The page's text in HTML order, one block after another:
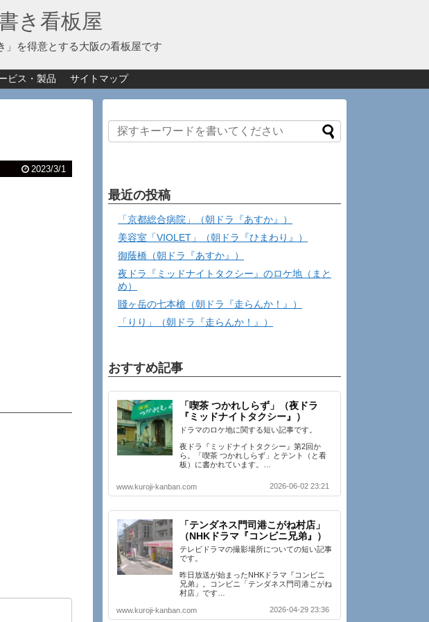
き看板屋
」を得意とする大阪の看板屋です
ビス・製品 サイトマップ
2023/3/1
最近の投稿
「京都総合病院」（朝ドラ『あすか』）
美容室「VIOLET」（朝ドラ『ひまわり』）
御蔭橋（朝ドラ『あすか』）
夜ドラ『ミッドナイトタクシー』のロケ地（まと
め）
賤ヶ岳の七本槍（朝ドラ『走らんか！』）
「りり」（朝ドラ『走らんか！』）
おすすめ記事
「喫茶 つかれしらず」（夜ドラ
『ミッドナイトタクシー』）
ドラマのロケ地に関する短い記事です。
夜ドラ『ミッドナイトタクシー』第2回か
ら。「喫茶 つかれしらず」とテント（と看
板）に書かれています。…
www.kuroji-kanban.com 2026-06-02 23:21
「テンダネス門司港こがね村店」
（NHKドラマ『コンビニ兄弟』）
テレビドラマの撮影場所についての短い記事
です。
昨日放送が始まったNHKドラマ『コンビニ
兄弟』。コンビニ「テンダネス門司港こがね
村店」です…
www.kuroji-kanban.com 2026-04-29 23:36